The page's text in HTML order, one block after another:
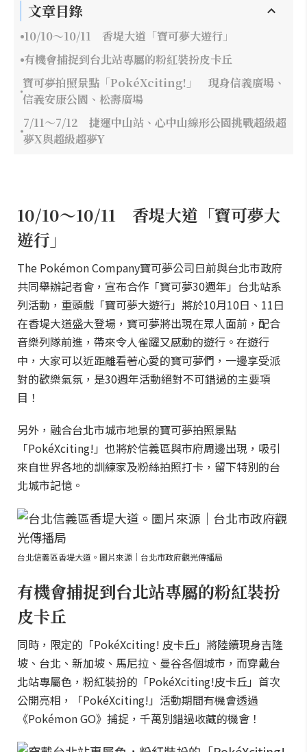
文章目錄
10/10～10/11 香堤大道「寶可夢大遊行」
有機會捕捉到台北站專屬的粉紅裝扮皮卡丘
寶可夢拍照景點「PokéXciting!」 現身信義廣場、
信義安康公園、松壽廣場
7/11～7/12 捷運中山站、心中山線形公園挑戰超級超
夢X與超級超夢Y
10/10～10/11 香堤大道「寶可夢大
遊行」
The Pokémon Company寶可夢公司日前與台北市政府
共同舉辦記者會，宣布合作「寶可夢30週年」台北站系
列活動，重頭戲「寶可夢大遊行」將於10月10日、11日
在香堤大道盛大登場，寶可夢將出現在眾人面前，配合
音樂列隊前進，帶來令人雀躍又感動的遊行。在遊行
中，大家可以近距離看著心愛的寶可夢們，一邊享受派
對的歡樂氣氛，是30週年活動絕對不可錯過的主要項
目！
另外，融合台北市城市地景的寶可夢拍照景點
「PokéXciting!」也將於信義區與市府周邊出現，吸引
來自世界各地的訓練家及粉絲拍照打卡，留下特別的台
北城市記憶。
台北信義區香堤大道。圖片來源｜台北市政府觀光傳播局
有機會捕捉到台北站專屬的粉紅裝扮
皮卡丘
同時，限定的「PokéXciting! 皮卡丘」將陸續現身吉隆
坡、台北、新加坡、馬尼拉、曼谷各個城市，而穿戴台
北站專屬色，粉紅裝扮的「PokéXciting!皮卡丘」首次
公開亮相，「PokéXciting!」活動期間有機會透過
《Pokémon GO》捕捉，千萬別錯過收藏的機會！